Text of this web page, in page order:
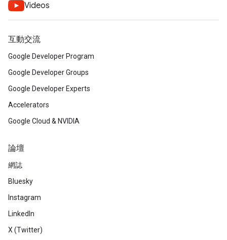
Videos
互動交流
Google Developer Program
Google Developer Groups
Google Developer Experts
Accelerators
Google Cloud & NVIDIA
論壇
網誌
Bluesky
Instagram
LinkedIn
X (Twitter)